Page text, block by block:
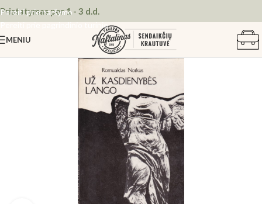
Pereiti prie naršymo
Pereiti prie pagrindinio turinio
Pristatymas per 1 - 3 d.d.
MENIU